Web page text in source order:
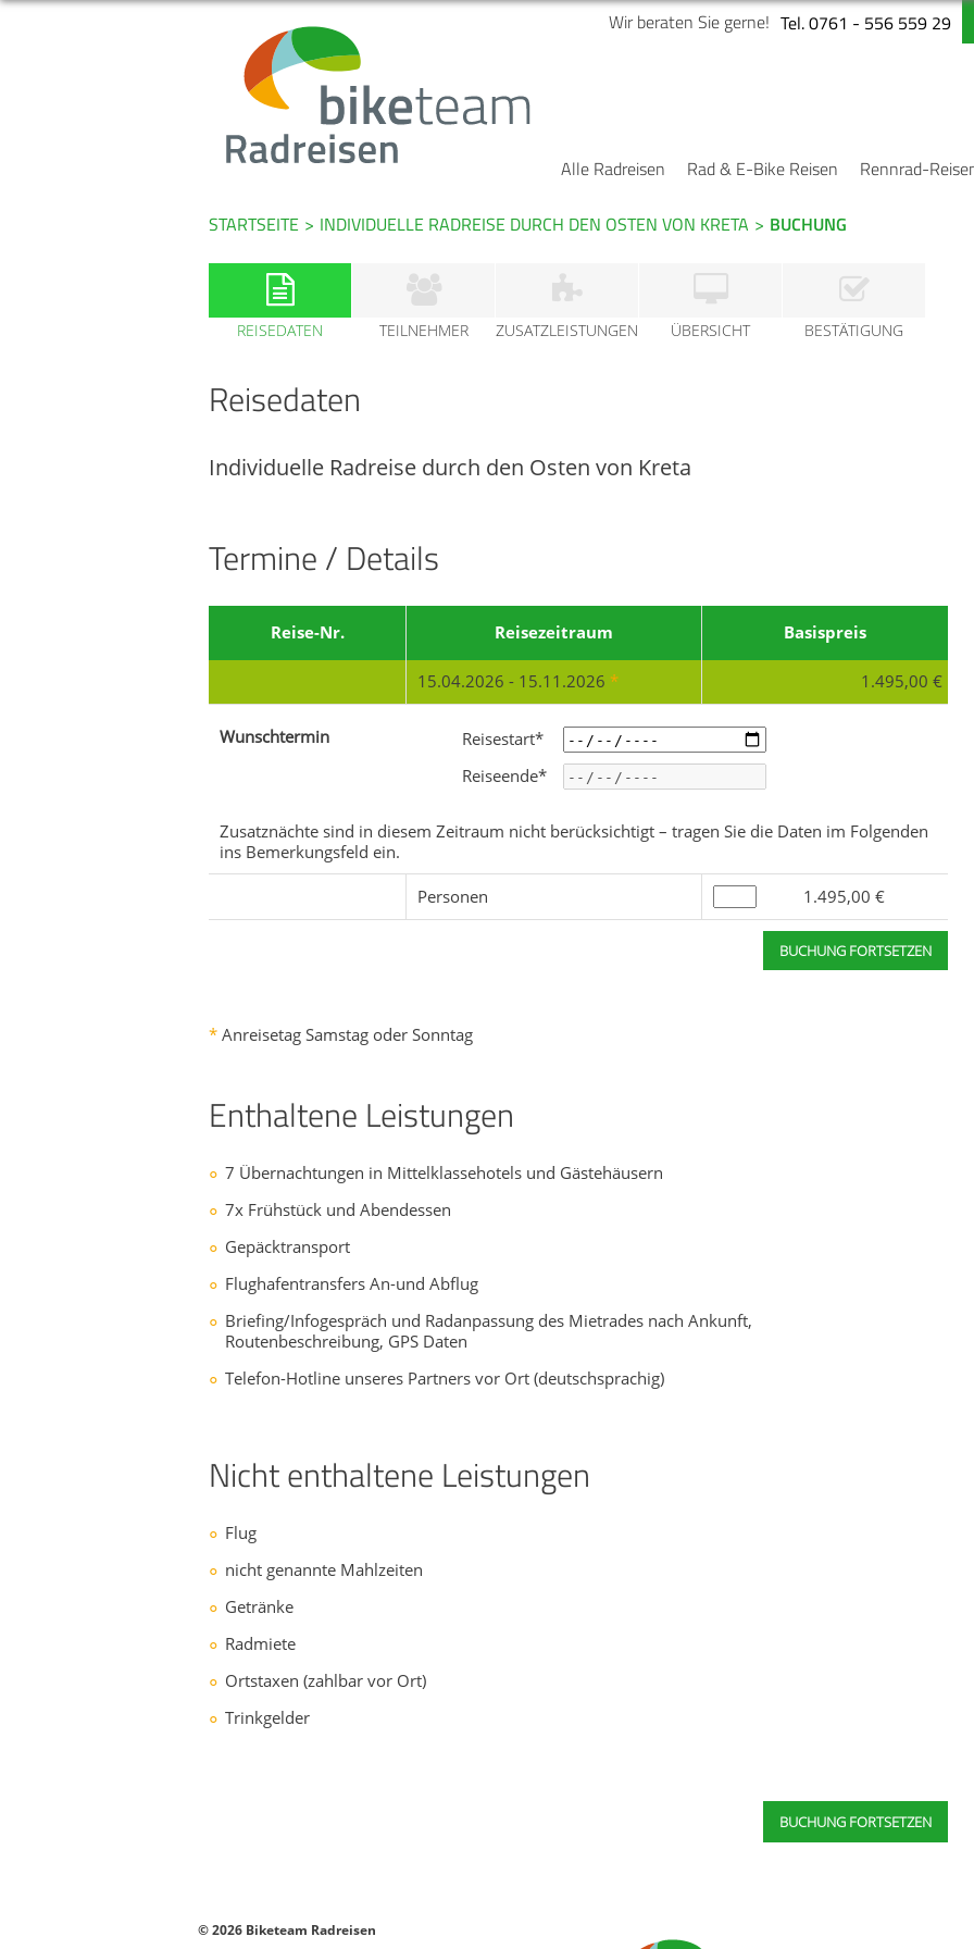
Tel. 0761 - 556 559 29
Wir beraten Sie gerne!
Alle Radreisen Rad & E-Bike Reisen Rennrad-
STARTSEITE > INDIVIDUELLE RADREISE DURCH DEN OSTEN VON KRETA > BUCHUNG
REISEDATEN TEILNEHMER ZUSATZLEISTUNGEN ÜBERSICHT BESTÄTIGUNG
Reisedaten
Individuelle Radreise durch den Osten von Kreta
Termine / Details
Reise-Nr. Reisezeitraum Basispreis
15.04.2026 - 15.11.2026 * 1.495,00 €
Wunschtermin
Reisestart*
Reiseende*
Zusatznächte sind in diesem Zeitraum nicht berücksichtigt – tragen Sie die Daten im Folgenden
ins Bemerkungsfeld ein.
Personen 1.495,00 €
BUCHUNG FORTSETZEN
* Anreisetag Samstag oder Sonntag
Enthaltene Leistungen
7 Übernachtungen in Mittelklassehotels und Gästehäusern
7x Frühstück und Abendessen
Gepäcktransport
Flughafentransfers An-und Abflug
Briefing/Infogespräch und Radanpassung des Mietrades nach Ankunft,
Routenbeschreibung, GPS Daten
Telefon-Hotline unseres Partners vor Ort (deutschsprachig)
Nicht enthaltene Leistungen
Flug
nicht genannte Mahlzeiten
Getränke
Radmiete
Ortstaxen (zahlbar vor Ort)
Trinkgelder
BUCHUNG FORTSETZEN
© 2026 Biketeam Radreisen